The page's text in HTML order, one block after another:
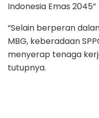
Indonesia Emas 2045”
“Selain berperan
MBG, keberadaan
menyerap tenaga
tutupnya.